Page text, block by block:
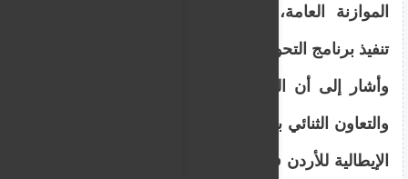
الموازنة العامة، وموجّه بشكل خاص لتمويل
تنفيذ برنامج التحول الرقمي في قطاع الصحة.
وأشار إلى أن القرض يأتي في إطار الشراكة
والتعاون الثنائي بين البلدين، مثمنًا دعم الحكومة
الإيطالية للأردن في مختلف المجالات، بما يسهم